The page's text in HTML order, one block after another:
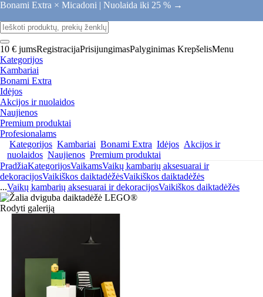
Bonami Extra × Micadoni | Nuolaida iki 25 % →
10 € jumsRegistracijaPrisijungimasPalyginimas KrepšelisMenu
Kategorijos
Kambariai
Bonami Extra
Idėjos
Akcijos ir nuolaidos
Naujienos
Premium produktai
Profesionalams
Kategorijos Kambariai Bonami Extra Idėjos Akcijos ir
nuolaidos Naujienos Premium produktai
PradžiaKategorijosVaikamsVaikų kambarių aksesuarai ir
dekoracijosVaikiškos daiktadėžėsVaikiškos daiktadėžės
...Vaikų kambarių aksesuarai ir dekoracijosVaikiškos daiktadėžės
Rodyti galeriją